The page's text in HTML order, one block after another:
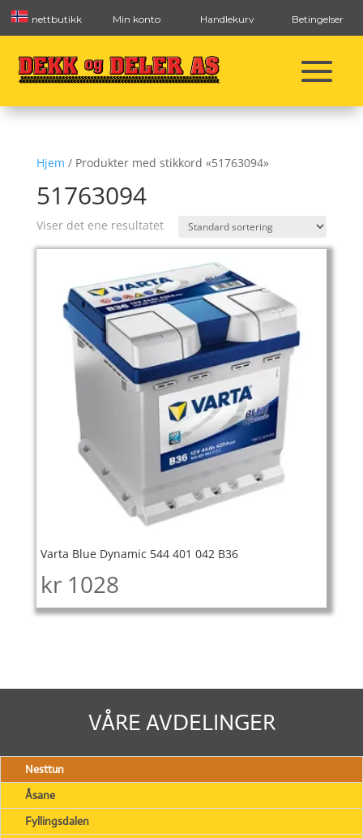
nettbutikk Min konto Handlekurv Betingelser
Hjem / Produkter med stikkord «51763094»
51763094
Viser det ene resultatet
Varta Blue Dynamic 544 401 042 B36
kr 1028
VÅRE AVDELINGER
Nesttun
Åsane
Fyllingsdalen